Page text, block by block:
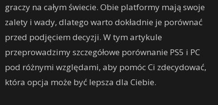
graczy na całym świecie. Obie platformy mają swoje
zalety i wady, dlatego warto dokładnie je porównać
przed podjęciem decyzji. W tym artykule
przeprowadzimy szczegółowe porównanie PS5 i PC
pod różnymi względami, aby pomóc Ci zdecydować,
która opcja może być lepsza dla Ciebie.